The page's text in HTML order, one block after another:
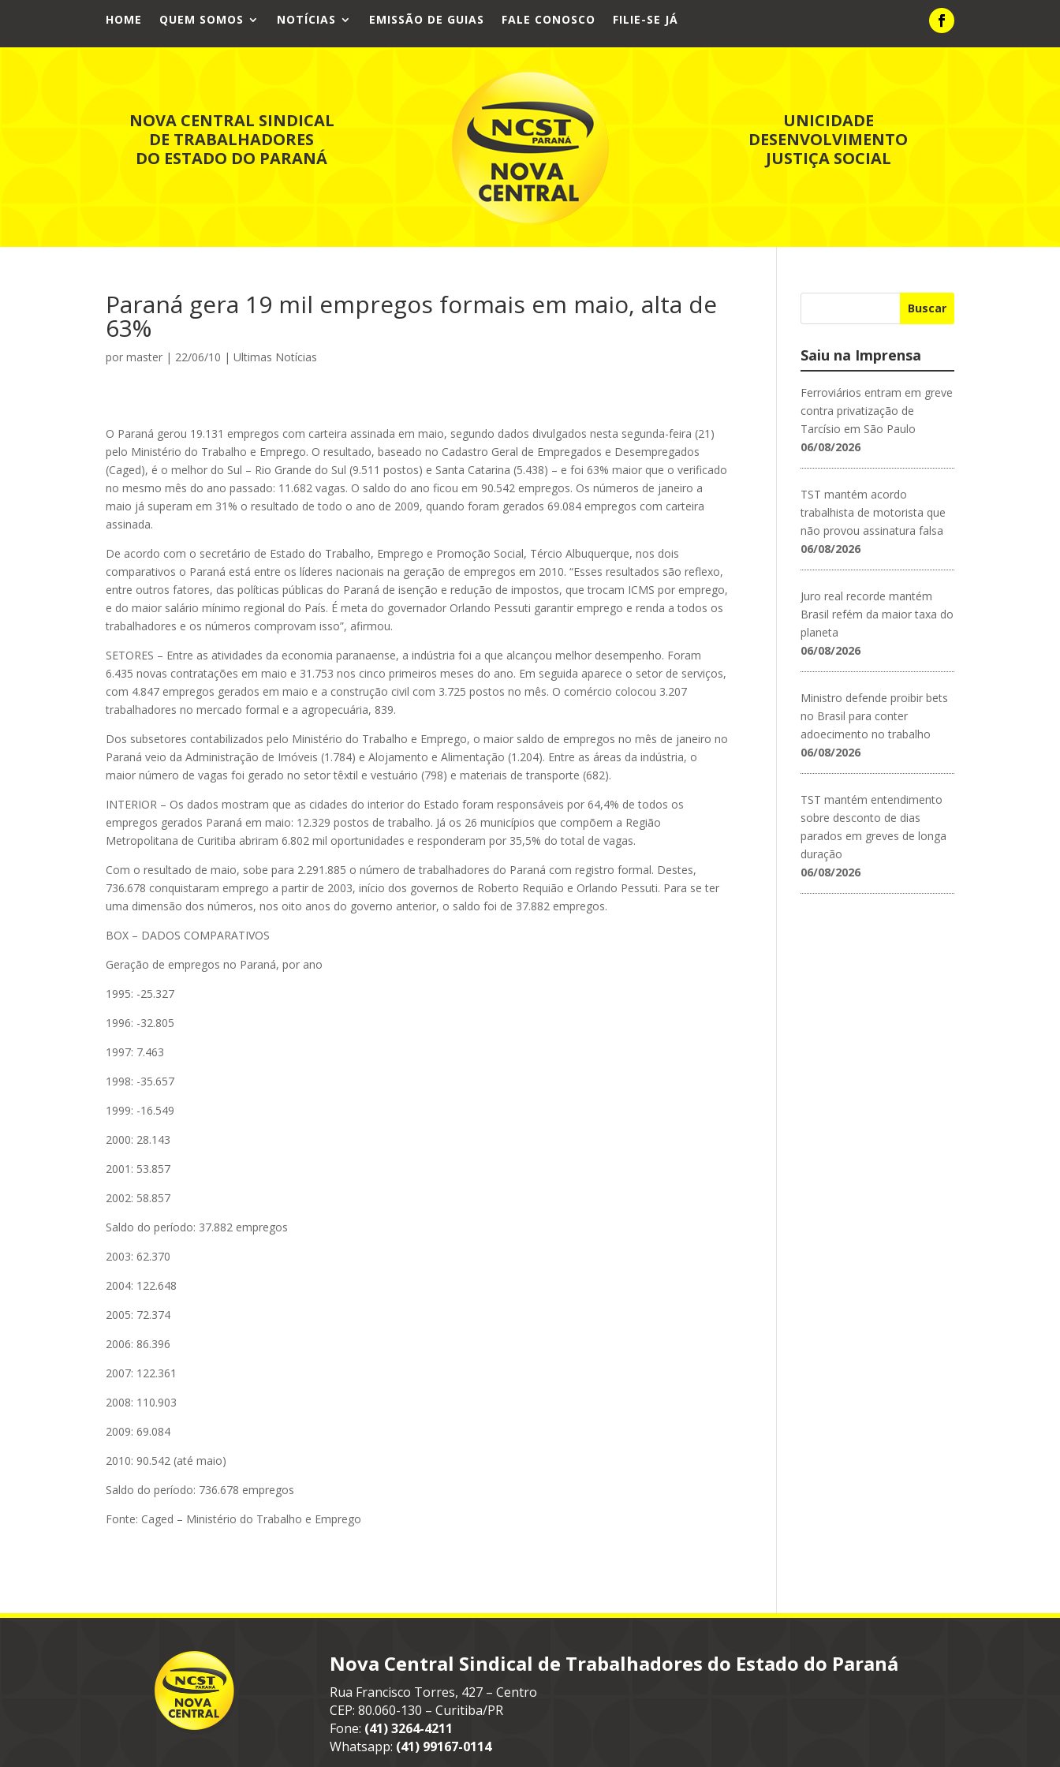
HOME QUEM SOMOS NOTÍCIAS EMISSÃO DE GUIAS FALE CONOSCO FILIE-SE JÁ
NOVA CENTRAL SINDICAL
DE TRABALHADORES
DO ESTADO DO PARANÁ
UNICIDADE
DESENVOLVIMENTO
JUSTIÇA SOCIAL
Paraná gera 19 mil empregos formais em maio, alta de
63%
pormaster | 22/06/10 |Ultimas Notícias
O Paraná gerou 19.131 empregos com carteira assinada em maio, segundo dados divulgados nesta segunda-feira (21)
pelo Ministério do Trabalho e Emprego. O resultado, baseado no Cadastro Geral de Empregados e Desempregados
(Caged), é o melhor do Sul – Rio Grande do Sul (9.511 postos) e Santa Catarina (5.438) – e foi 63% maior que o verificado
no mesmo mês do ano passado: 11.682 vagas. O saldo do ano ficou em 90.542 empregos. Os números de janeiro a
maio já superam em 31% o resultado de todo o ano de 2009, quando foram gerados 69.084 empregos com carteira
assinada.
De acordo com o secretário de Estado do Trabalho, Emprego e Promoção Social, Tércio Albuquerque, nos dois
comparativos o Paraná está entre os líderes nacionais na geração de empregos em 2010. “Esses resultados são reflexo,
entre outros fatores, das políticas públicas do Paraná de isenção e redução de impostos, que trocam ICMS por emprego,
e do maior salário mínimo regional do País. É meta do governador Orlando Pessuti garantir emprego e renda a todos os
trabalhadores e os números comprovam isso”, afirmou.
SETORES – Entre as atividades da economia paranaense, a indústria foi a que alcançou melhor desempenho. Foram
6.435 novas contratações em maio e 31.753 nos cinco primeiros meses do ano. Em seguida aparece o setor de serviços,
com 4.847 empregos gerados em maio e a construção civil com 3.725 postos no mês. O comércio colocou 3.207
trabalhadores no mercado formal e a agropecuária, 839.
Dos subsetores contabilizados pelo Ministério do Trabalho e Emprego, o maior saldo de empregos no mês de janeiro no
Paraná veio da Administração de Imóveis (1.784) e Alojamento e Alimentação (1.204). Entre as áreas da indústria, o
maior número de vagas foi gerado no setor têxtil e vestuário (798) e materiais de transporte (682).
INTERIOR – Os dados mostram que as cidades do interior do Estado foram responsáveis por 64,4% de todos os
empregos gerados Paraná em maio: 12.329 postos de trabalho. Já os 26 municípios que compõem a Região
Metropolitana de Curitiba abriram 6.802 mil oportunidades e responderam por 35,5% do total de vagas.
Com o resultado de maio, sobe para 2.291.885 o número de trabalhadores do Paraná com registro formal. Destes,
736.678 conquistaram emprego a partir de 2003, início dos governos de Roberto Requião e Orlando Pessuti. Para se ter
uma dimensão dos números, nos oito anos do governo anterior, o saldo foi de 37.882 empregos.
BOX – DADOS COMPARATIVOS
Geração de empregos no Paraná, por ano
1995: -25.327
1996: -32.805
1997: 7.463
1998: -35.657
1999: -16.549
2000: 28.143
2001: 53.857
2002: 58.857
Saldo do período: 37.882 empregos
2003: 62.370
2004: 122.648
2005: 72.374
2006: 86.396
2007: 122.361
2008: 110.903
2009: 69.084
2010: 90.542 (até maio)
Saldo do período: 736.678 empregos
Fonte: Caged – Ministério do Trabalho e Emprego
Buscar
Saiu na Imprensa
Ferroviários entram em greve
contra privatização de
Tarcísio em São Paulo
06/08/2026
TST mantém acordo
trabalhista de motorista que
não provou assinatura falsa
06/08/2026
Juro real recorde mantém
Brasil refém da maior taxa do
planeta
06/08/2026
Ministro defende proibir bets
no Brasil para conter
adoecimento no trabalho
06/08/2026
TST mantém entendimento
sobre desconto de dias
parados em greves de longa
duração
06/08/2026
Nova Central Sindical de Trabalhadores do Estado do Paraná
Rua Francisco Torres, 427 – Centro
CEP: 80.060-130 – Curitiba/PR
Fone: (41) 3264-4211
Whatsapp: (41) 99167-0114